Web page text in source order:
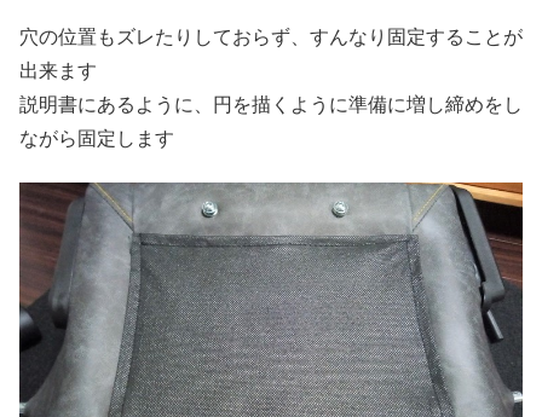
穴の位置もズレたりしておらず、すんなり固定することが
出来ます
説明書にあるように、円を描くように準備に増し締めをし
ながら固定します